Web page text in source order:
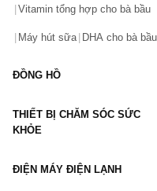
Vấn đề(*)
Vitamin tổng hợp cho bà bầu
Máy hút sữa DHA cho bà bầu
ĐỒNG HỒ
THIẾT BỊ CHĂM SÓC SỨC
KHỎE
ĐIỆN MÁY ĐIỆN LẠNH